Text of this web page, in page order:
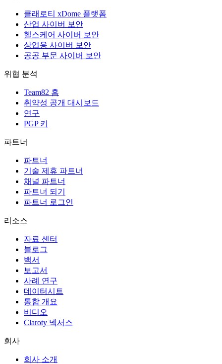
클래로티 xDome 플랫폼
산업 사이버 보안
헬스케어 사이버 보안
상업용 사이버 보안
공공 부문 사이버 보안
위협 분석
Team82 홈
취약성 공개 대시보드
연구
PGP 키
파트너
파트너
기술 제휴 파트너
채널 파트너
파트너 되기
파트너 로그인
리소스
자료 센터
블로그
백서
보고서
사례 연구
데이터시트
통합 개요
비디오
Claroty 넥서스
회사
회사 소개